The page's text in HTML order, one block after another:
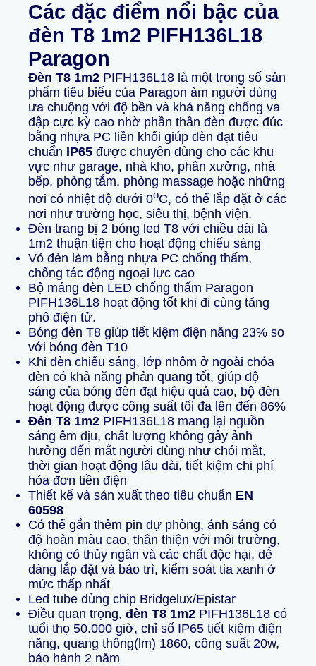
Các đặc điểm nổi bậc của
đèn T8 1m2 PIFH136L18
Paragon
Đèn T8 1m2 PIFH136L18 là một trong số sản
phẩm tiêu biếu của Paragon àm người dùng
ưa chuộng với độ bền và khả năng chống va
đập cực kỳ cao nhờ phần thân đèn được đúc
bằng nhựa PC liền khối giúp đèn đạt tiêu
chuẩn IP65 được chuyên dùng cho các khu
vực như garage, nhà kho, phân xưởng, nhà
bếp, phòng tắm, phòng massage hoặc những
nơi có nhiệt độ dưới 0oC, có thể lắp đặt ở các
nơi như trường học, siêu thị, bệnh viện.
Đèn trang bị 2 bóng led T8 với chiều dài là
1m2 thuận tiện cho hoạt động chiếu sáng
Vỏ đèn làm bằng nhựa PC chống thấm,
chống tác động ngoại lực cao
Bộ máng đèn LED chống thấm Paragon
PIFH136L18 hoạt động tốt khi đi cùng tăng
phô điện tử.
Bóng đèn T8 giúp tiết kiệm điện năng 23% so
với bóng đèn T10
Khi đèn chiếu sáng, lớp nhôm ở ngoài chóa
đèn có khả năng phản quang tốt, giúp độ
sáng của bóng đèn đạt hiệu quả cao, bộ đèn
hoạt động được công suất tối đa lên đến 86%
Đèn T8 1m2 PIFH136L18 mang lại nguồn
sáng êm dịu, chất lượng không gây ảnh
hưởng đến mắt người dùng như chói mắt,
thời gian hoạt động lâu dài, tiết kiệm chi phí
hóa đơn tiền điện
Thiết kế và sản xuất theo tiêu chuẩn EN
60598
Có thể gắn thêm pin dự phòng, ánh sáng có
độ hoàn màu cao, thân thiện với môi trường,
không có thủy ngân và các chất độc hại, dễ
dàng lắp đặt và bảo trì, kiểm soát tia xanh ở
mức thấp nhất
Led tube dùng chip Bridgelux/Epistar
Điều quan trọng, đèn T8 1m2 PIFH136L18 có
tuổi thọ 50.000 giờ, chỉ số IP65 tiết kiệm điện
năng, quang thông(lm) 1860, công suất 20w,
bảo hành 2 năm